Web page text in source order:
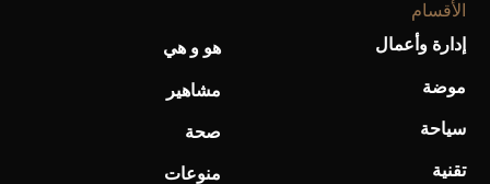
أحذية Mary Jane: ترف وأناقة للرجال
الأقسام
إدارة وأعمال
موضة
سياحة
تقنية
هو و هي
مشاهير
صحة
منوعات